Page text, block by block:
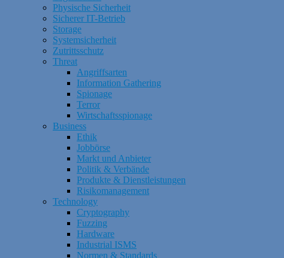
Physische Sicherheit
Sicherer IT-Betrieb
Storage
Systemsicherheit
Zutrittsschutz
Threat
Angriffsarten
Information Gathering
Spionage
Terror
Wirtschaftsspionage
Business
Ethik
Jobbörse
Markt und Anbieter
Politik & Verbände
Produkte & Dienstleistungen
Risikomanagement
Technology
Cryptography
Fuzzing
Hardware
Industrial ISMS
Normen & Standards